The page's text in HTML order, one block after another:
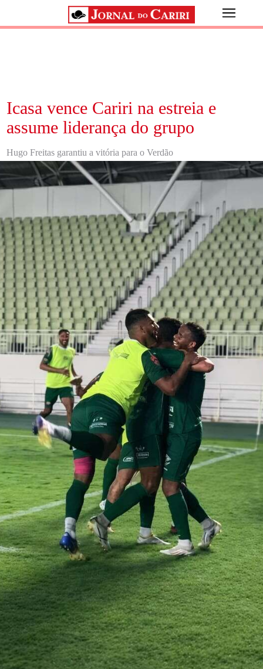
Icasa vence Cariri na estreia e
assume liderança do grupo
Hugo Freitas garantiu a vitória para o Verdão